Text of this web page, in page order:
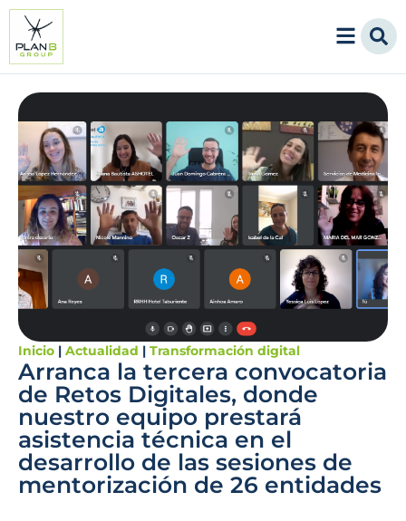
Inicio | Actualidad | Transformación digital
Arranca la tercera convocatoria
de Retos Digitales, donde
nuestro equipo prestará
asistencia técnica en el
desarrollo de las sesiones de
mentorización de 26 entidades